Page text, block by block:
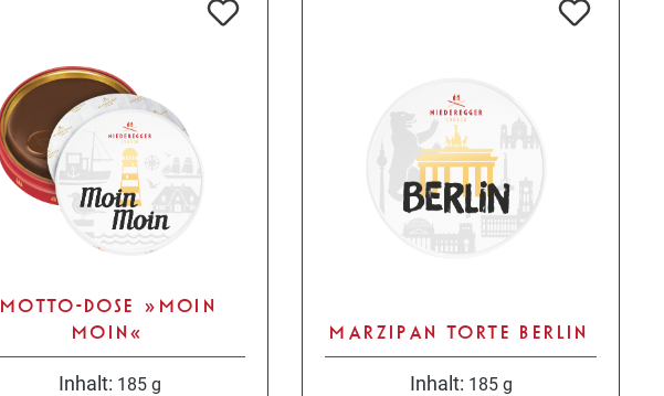
MOTTO-DOSE »MOIN
MOIN«
Inhalt: 185 g
MARZIPAN TORTE BERLIN
Inhalt: 185 g